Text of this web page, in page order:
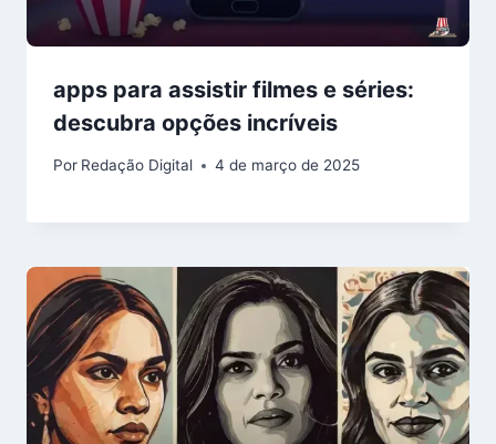
apps para assistir filmes e séries:
descubra opções incríveis
Por Redação Digital 4 de março de 2025